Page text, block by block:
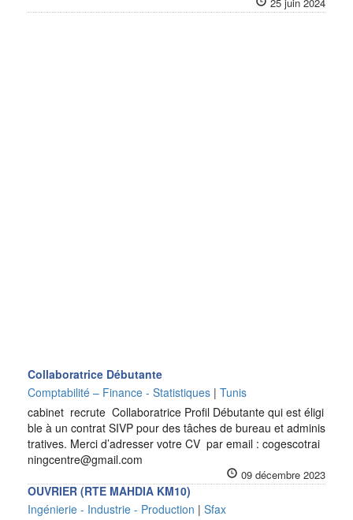
Collaboratrice Débutante
Comptabilité – Finance - Statistiques | Tunis
cabinet recrute Collaboratrice Profil Débutante qui est éligi
ble à un contrat SIVP pour des tâches de bureau et adminis
tratives. Merci d’adresser votre CV par email : cogescotrai
ningcentre@gmail.com
09 décembre 2023
OUVRIER (RTE MAHDIA KM10)
Ingénierie - Industrie - Production | Sfax